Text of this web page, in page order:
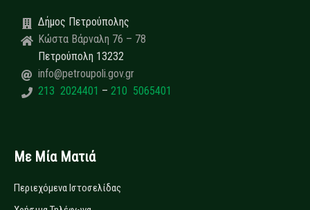
Δήμος Πετρούπολης
Κώστα Βάρναλη 76 – 78
Πετρούπολη 13232
info@petroupoli.gov.gr
213 2024401 – 210 5065401
Με Μία Ματιά
Περιεχόμενα Ιστοσελίδας